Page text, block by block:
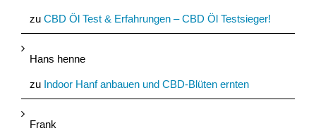
zu CBD Öl Test & Erfahrungen – CBD Öl Testsieger!
Hans henne
zu Indoor Hanf anbauen und CBD-Blüten ernten
Frank